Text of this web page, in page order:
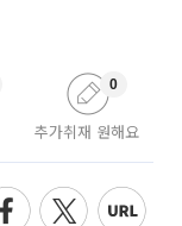
추가취재 원해요
0